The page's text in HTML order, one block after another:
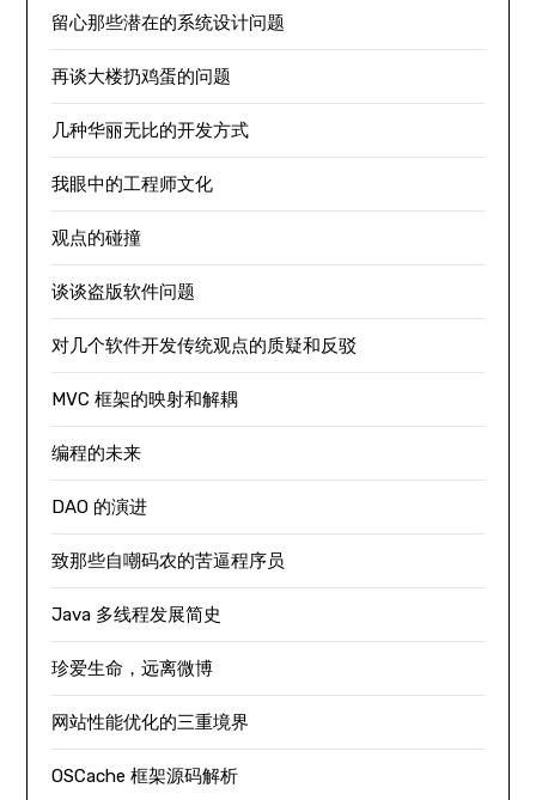
留心那些潜在的系统设计问题
再谈大楼扔鸡蛋的问题
几种华丽无比的开发方式
我眼中的工程师文化
观点的碰撞
谈谈盗版软件问题
对几个软件开发传统观点的质疑和反驳
MVC 框架的映射和解耦
编程的未来
DAO 的演进
致那些自嘲码农的苦逼程序员
Java 多线程发展简史
珍爱生命，远离微博
网站性能优化的三重境界
OSCache 框架源码解析